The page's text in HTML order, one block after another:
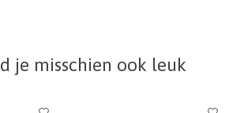
je misschien ook leuk